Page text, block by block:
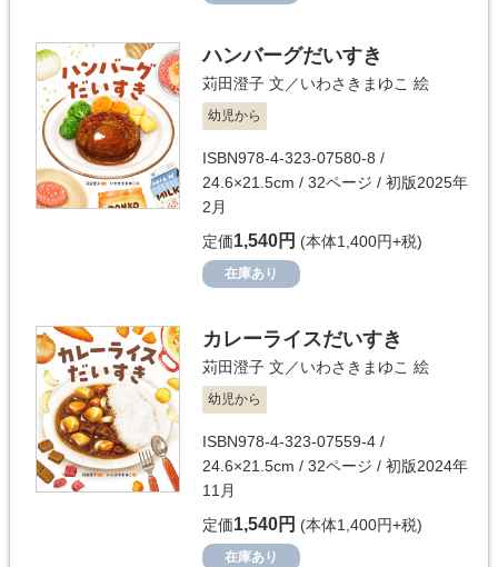
ハンバーグだいすき
苅田澄子 文／いわさきまゆこ 絵
幼児から
ISBN978-4-323-07580-8 /
24.6×21.5cm / 32ページ / 初版2025年
2月
定価1,540円 (本体1,400円+税)
在庫あり
カレーライスだいすき
苅田澄子 文／いわさきまゆこ 絵
幼児から
ISBN978-4-323-07559-4 /
24.6×21.5cm / 32ページ / 初版2024年
11月
定価1,540円 (本体1,400円+税)
在庫あり